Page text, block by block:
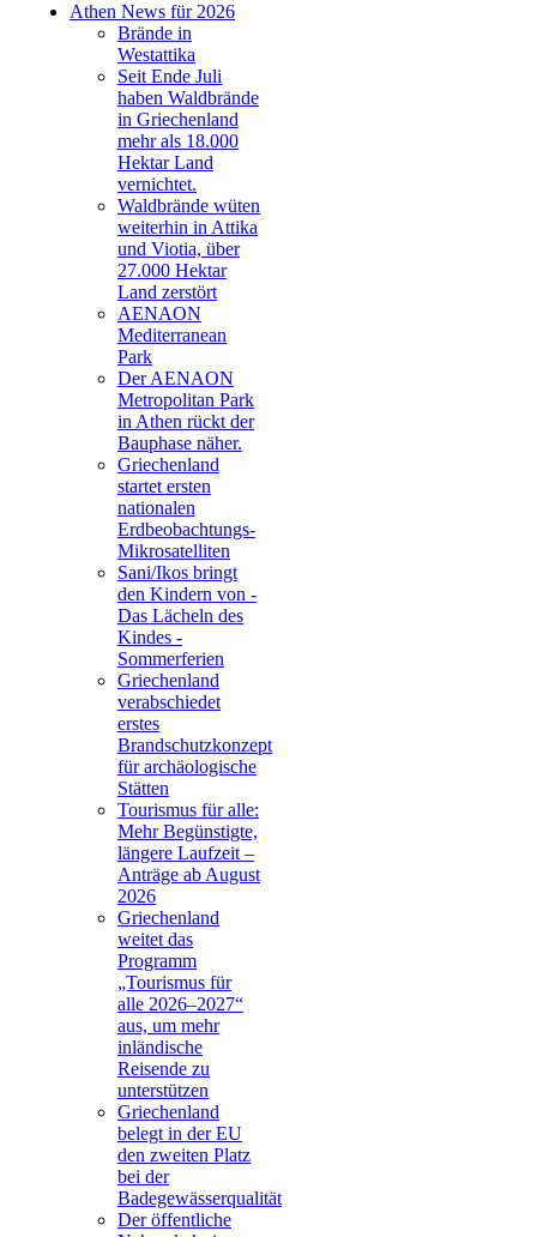
Athen News für 2026
Brände in
Westattika
Seit Ende Juli
haben Waldbrände
in Griechenland
mehr als 18.000
Hektar Land
vernichtet.
Waldbrände wüten
weiterhin in Attika
und Viotia, über
27.000 Hektar
Land zerstört
AENAON
Mediterranean
Park
Der AENAON
Metropolitan Park
in Athen rückt der
Bauphase näher.
Griechenland
startet ersten
nationalen
Erdbeobachtungs-
Mikrosatelliten
Sani/Ikos bringt
den Kindern von -
Das Lächeln des
Kindes -
Sommerferien
Griechenland
verabschiedet
erstes
Brandschutzkonzept
für archäologische
Stätten
Tourismus für alle:
Mehr Begünstigte,
längere Laufzeit –
Anträge ab August
2026
Griechenland
weitet das
Programm
„Tourismus für
alle 2026–2027“
aus, um mehr
inländische
Reisende zu
unterstützen
Griechenland
belegt in der EU
den zweiten Platz
bei der
Badegewässerqualität
Der öffentliche